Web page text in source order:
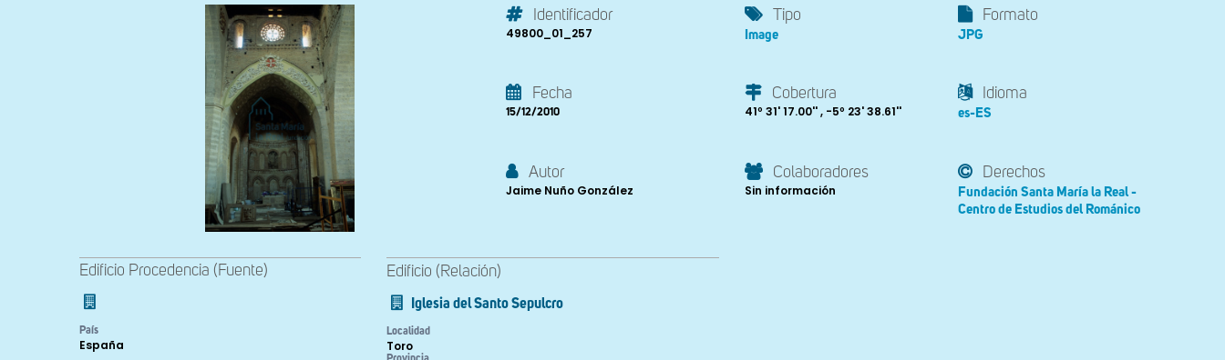
Identificador
49800_01_257
Tipo
Image
Formato
JPG
Fecha
15/12/2010
Cobertura
41º 31' 17.00'' , -5º 23' 38.61''
Idioma
es-ES
Autor
Jaime Nuño González
Colaboradores
Sin información
Derechos
Fundación Santa María la Real -
Centro de Estudios del Románico
Edificio Procedencia (Fuente)
País
España
Edificio (Relación)
Iglesia del Santo Sepulcro
Localidad
Toro